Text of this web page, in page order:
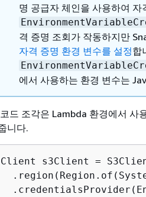
명 공급자 체인을 사용하여
격 증명 조회가 작동하지만
자격 증명 환경 변수를 설정합
에서 사용하는 환경 변수는
드 조각은 Lambda 환경에서 사
니다.
s3Client =